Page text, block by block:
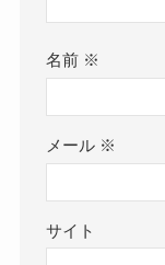
名前 ※
メール ※
サイト